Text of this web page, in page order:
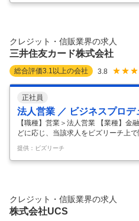
信経験者歓迎／自社完結の審査体制
中核を担い、審査×戦略×AI活用に挑
の件数は今後さらに増加が見込まれ
持・強化していくため、組織体制の
クレジット・信販業界の求人
三井住友カード株式会社
総合評価3.1 以上の会社 3.8
正社員
法人営業 ／ ビジネスプロデ
【職種】営業＞法人営業 【業種】
どに応じ、当該求人をビズリーチ上
があります 国内最大級のカード会員
ドにて、当社が保有する膨大なキャ
連結子会社として新たに設立される
が保有するVポイント会員データ等
が保有する様々なデータアセット、
課題解決、事業成長に貢献する ・売
ト/領域で…
提供：ビズリーチ
クレジット・信販業界の求人
株式会社UCS